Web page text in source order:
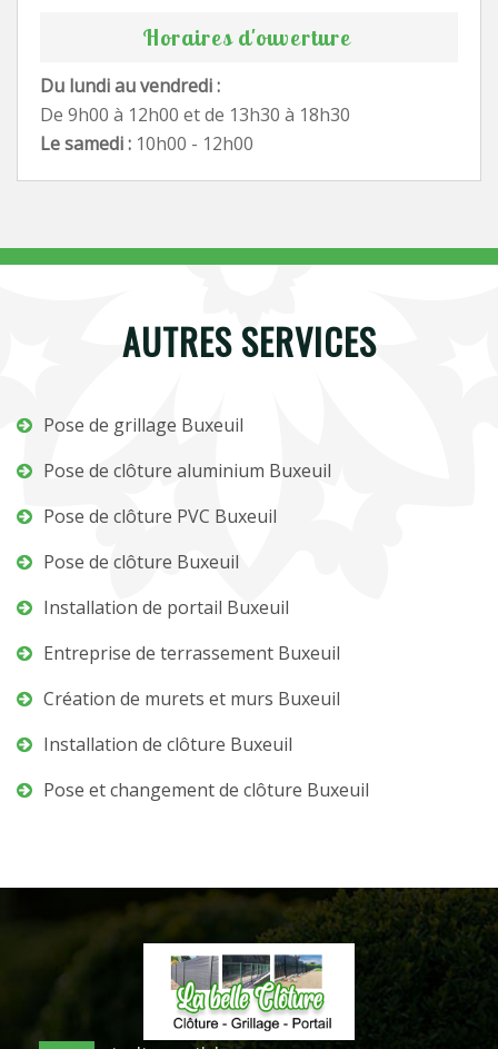
Horaires d'ouverture
Du lundi au vendredi :
De 9h00 à 12h00 et de 13h30 à 18h30
Le samedi : 10h00 - 12h00
AUTRES SERVICES
Pose de grillage Buxeuil
Pose de clôture aluminium Buxeuil
Pose de clôture PVC Buxeuil
Pose de clôture Buxeuil
Installation de portail Buxeuil
Entreprise de terrassement Buxeuil
Création de murets et murs Buxeuil
Installation de clôture Buxeuil
Pose et changement de clôture Buxeuil